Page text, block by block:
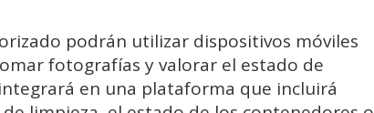
podrán utilizar dispositivos móviles
fotografías y valorar el estado de
en una plataforma que incluirá